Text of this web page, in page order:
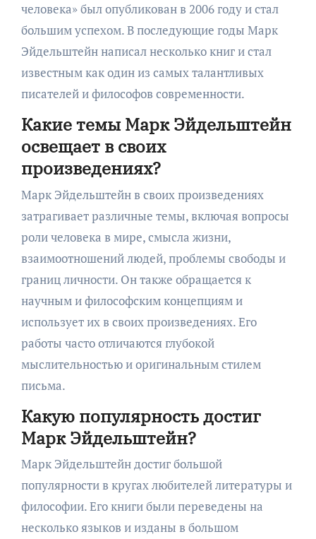
человека» был опубликован в 2006 году и стал
большим успехом. В последующие годы Марк
Эйдельштейн написал несколько книг и стал
известным как один из самых талантливых
писателей и философов современности.
Какие темы Марк Эйдельштейн
освещает в своих
произведениях?
Марк Эйдельштейн в своих произведениях
затрагивает различные темы, включая вопросы
роли человека в мире, смысла жизни,
взаимоотношений людей, проблемы свободы и
границ личности. Он также обращается к
научным и философским концепциям и
использует их в своих произведениях. Его
работы часто отличаются глубокой
мыслительностью и оригинальным стилем
письма.
Какую популярность достиг
Марк Эйдельштейн?
Марк Эйдельштейн достиг большой
популярности в кругах любителей литературы и
философии. Его книги были переведены на
несколько языков и изданы в большом